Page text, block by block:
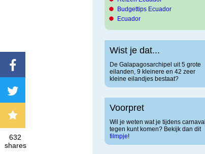
Budgettips Ecuador
Ecuador
Wist je dat...
De Galapagosarchipel uit 5 grote
eilanden, 9 kleinere en 42 zeer
kleine eilandjes bestaat?
Voorpret
Wil je weten wat je tijdens carnaval
tegen kunt komen? Bekijk dan dit
filmpje!
632
shares